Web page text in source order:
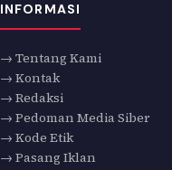
INFORMASI
→ Tentang Kami
→ Kontak
→ Redaksi
→ Pedoman Media Siber
→ Kode Etik
→ Pasang Iklan